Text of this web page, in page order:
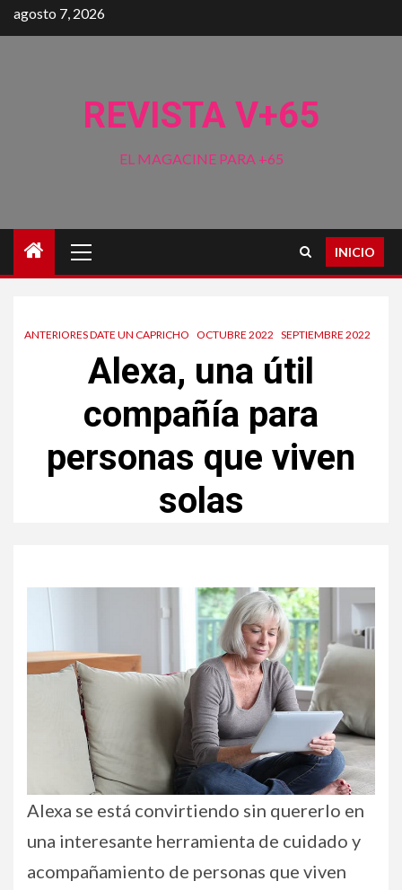
Saltar
al
agosto 7, 2026
REVISTA V+65
EL MAGACINE PARA +65
principal
INICIO
ANTERIORES DATE UN CAPRICHO OCTUBRE 2022 SEPTIEMBRE 2022
Alexa, una útil
compañía para
personas que viven
solas
Alexa se está convirtiendo sin quererlo en
una interesante herramienta de cuidado y
acompañamiento de personas que viven